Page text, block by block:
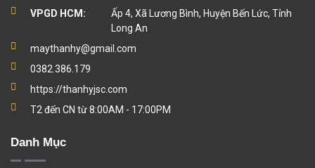
VPGD HCM:
Ấp 4, Xã Lương Bình, Huyện Bến Lức, Tỉnh
Long An
maythanhy@gmail.com
0382.386.179
https://thanhyjsc.com
T2 đến CN từ 8:00AM - 17:00PM
Danh Mục